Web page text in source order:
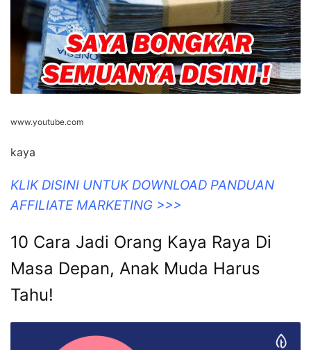
www.youtube.com
kaya
KLIK DISINI UNTUK DOWNLOAD PANDUAN
AFFILIATE MARKETING >>>
10 Cara Jadi Orang Kaya Raya Di
Masa Depan, Anak Muda Harus
Tahu!